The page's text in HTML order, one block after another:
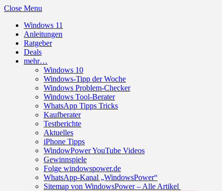
Close Menu
Windows 11
Anleitungen
Ratgeber
Deals
mehr…
Windows 10
Windows-Tipp der Woche
Windows Problem-Checker
Windows Tool-Berater
WhatsApp Tipps Tricks
Kaufberater
Testberichte
Aktuelles
iPhone Tipps
WindowPower YouTube Videos
Gewinnspiele
Folge windowspower.de
WhatsApp-Kanal „WindowsPower“
Sitemap von WindowsPower – Alle Artikel